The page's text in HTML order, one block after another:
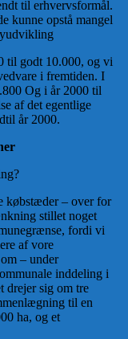
til erhvervsformål.
kunne opstå mangel
til godt 10.000, og vi
i fremtiden. I
Og i år 2000 til
af det egentlige
år 2000.
købstæder – over for
stillet noget
fordi vi
af vore
– under
inddeling i
drejer sig om tre
til en
ha, og et